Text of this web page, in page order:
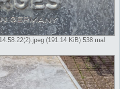
(191.14 KiB) 538 mal